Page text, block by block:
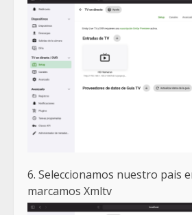
6. Seleccionamos nuestro pais
marcamos Xmltv